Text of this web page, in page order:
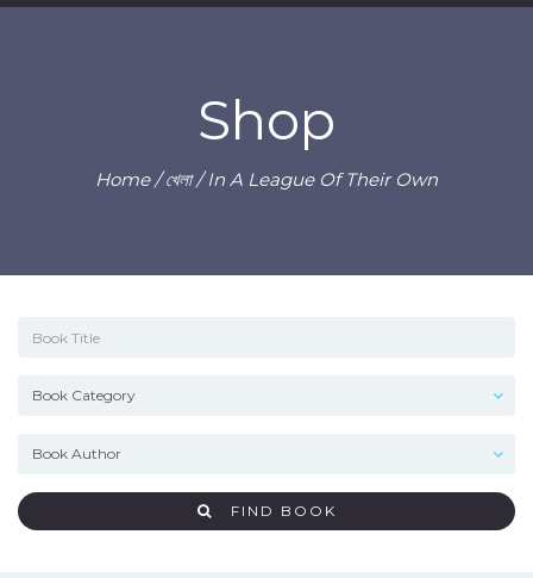
Shop
Home/খেলা/ In A League Of Their Own
FIND BOOK